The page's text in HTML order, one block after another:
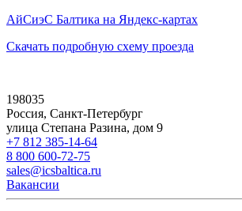
АйСиэС Балтика на Яндекс-картах
Скачать подробную схему проезда
198035
Россия, Санкт-Петербург
улица Степана Разина, дом 9
+7 812 385-14-64
8 800 600-72-75
sales@icsbaltica.ru
Вакансии